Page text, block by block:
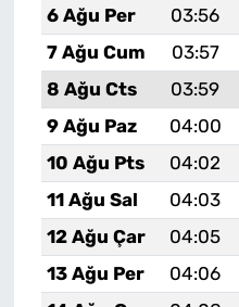
6 Ağu Per 03:56
7 Ağu Cum
03:57
8 Ağu Cts
03:59
9 Ağu Paz
04:00
10 Ağu Pts
04:02
11 Ağu Sal
04:03
12 Ağu Çar
04:05
13 Ağu Per
04:06